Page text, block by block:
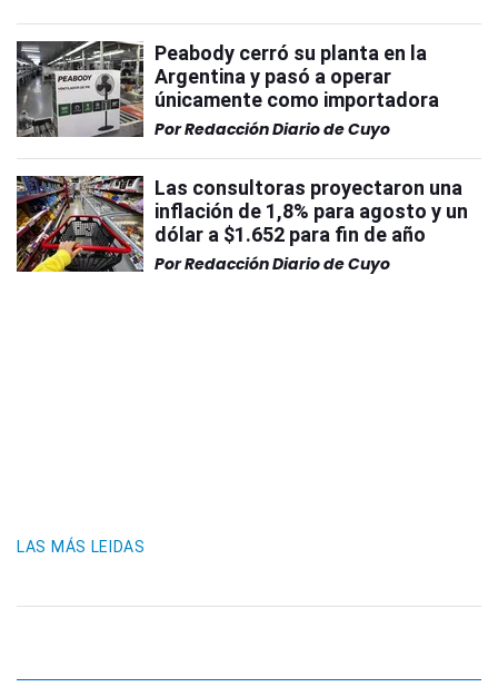
Peabody cerró su planta en la
Argentina y pasó a operar
únicamente como importadora
PorRedacción Diario de Cuyo
Las consultoras proyectaron una
inflación de 1,8% para agosto y un
dólar a $1.652 para fin de año
PorRedacción Diario de Cuyo
LAS MÁS LEIDAS